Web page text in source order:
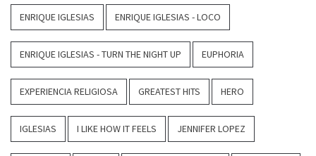
ENRIQUE IGLESIAS ENRIQUE IGLESIAS - LOCO
ENRIQUE IGLESIAS - TURN THE NIGHT UP EUPHORIA
EXPERIENCIA RELIGIOSA GREATEST HITS HERO
IGLESIAS I LIKE HOW IT FEELS JENNIFER LOPEZ